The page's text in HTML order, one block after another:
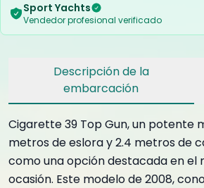
Sport Yachts
Vendedor profesional verificado
Descripción de la
embarcación
Cigarette 39 Top Gun, un potente
metros de eslora y 2.4 metros de
como una opción destacada en el
ocasión. Este modelo de 2008,